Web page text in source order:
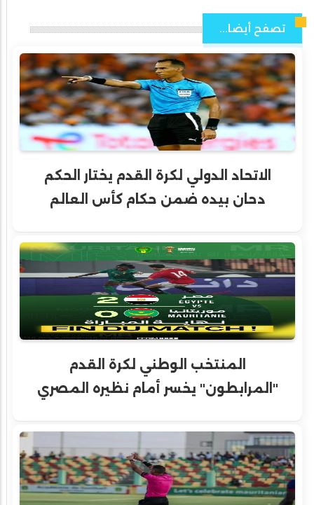
تصفح أيضا...
الاتحاد الدولي لكرة القدم يختار الحكم
دحان بيده ضمن حكام كأس العالم
المنتخب الوطني لكرة القدم
"المرابطون" يخسر أمام نظيره المصري